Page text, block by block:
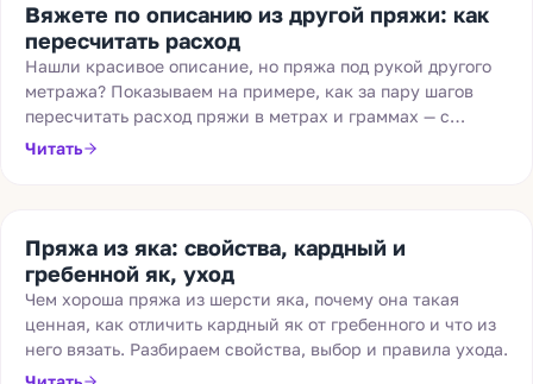
Вяжете по описанию из другой пряжи: как
пересчитать расход
Нашли красивое описание, но пряжа под рукой другого
метража? Показываем на примере, как за пару шагов
пересчитать расход пряжи в метрах и граммах — с
учётом сложения нити.
Читать
Пряжа из яка: свойства, кардный и
гребенной як, уход
Чем хороша пряжа из шерсти яка, почему она такая
ценная, как отличить кардный як от гребенного и что из
него вязать. Разбираем свойства, выбор и правила ухода.